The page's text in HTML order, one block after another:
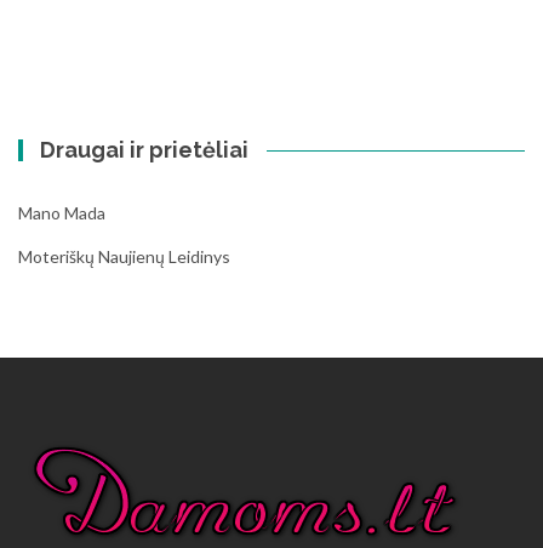
Draugai ir prietėliai
Mano Mada
Moteriškų Naujienų Leidinys